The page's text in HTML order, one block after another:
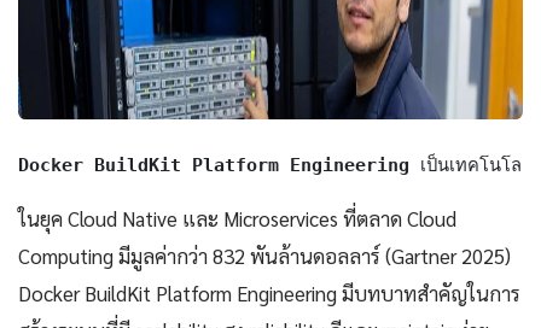
Docker BuildKit Platform Engineering เป็นเทคโนโ
ในยุค Cloud Native และ Microservices ที่ตลาด Cloud
Computing มีมูลค่ากว่า 832 พันล้านดอลลาร์ (Gartner 2025)
Docker BuildKit Platform Engineering มีบทบาทสำคัญในการ